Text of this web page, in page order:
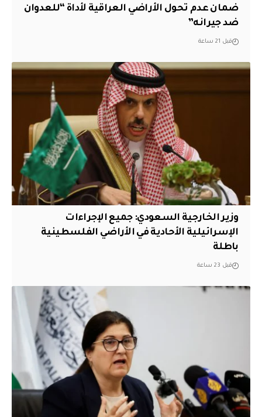
ضمان عدم تحول الأراضي العراقية لأداة “للعدوان
ضد جيرانه”
قبل 21 ساعة
وزير الخارجية السعودي: جميع الإجراءات
الإسرائيلية الأحادية في الأراضي الفلسطينية
باطلة
قبل 23 ساعة